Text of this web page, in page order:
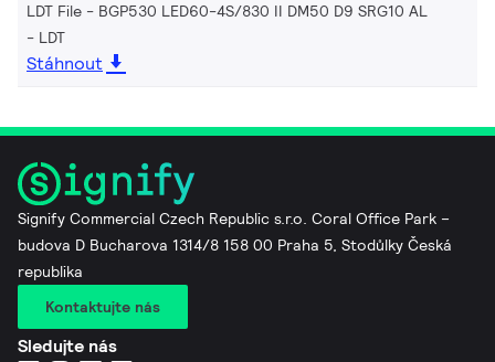
LDT File - BGP530 LED60-4S/830 II DM50 D9 SRG10 AL
LDT
Stáhnout
Signify Commercial Czech Republic s.r.o. Coral Office Park –
budova D Bucharova 1314/8 158 00 Praha 5, Stodůlky Česká
republika
Kontaktujte nás
Sledujte nás